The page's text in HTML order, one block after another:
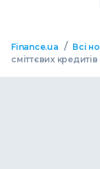
Finance.ua / Всі
сміттєвих